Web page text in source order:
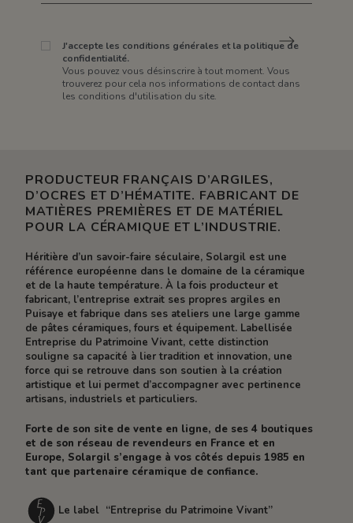
J'accepte les conditions générales et la politique de
confidentialité.
Vous pouvez vous désinscrire à tout moment. Vous
trouverez pour cela nos informations de contact dans
les conditions d'utilisation du site.
PRODUCTEUR FRANÇAIS D’ARGILES,
D’OCRES ET D’HÉMATITE. FABRICANT DE
MATIÈRES PREMIÈRES ET DE MATÉRIEL
POUR LA CÉRAMIQUE ET L’INDUSTRIE.
Héritière d’un savoir-faire séculaire, Solargil est une
référence européenne dans le domaine de la céramique
et de la haute température. À la fois producteur et
fabricant, l’entreprise extrait ses propres argiles en
Puisaye et fabrique dans ses ateliers une large gamme
de pâtes céramiques, fours et équipement. Labellisée
Entreprise du Patrimoine Vivant, cette distinction
souligne sa capacité à lier tradition et innovation, une
force qui se retrouve dans son soutien à la création
artistique et lui permet d’accompagner avec pertinence
artisans, industriels et particuliers.
Forte de son site de vente en ligne, de ses 4 boutiques
et de son réseau de revendeurs en France et en
Europe, Solargil s’engage à vos côtés depuis 1985 en
tant que partenaire céramique de confiance.
Le label “Entreprise du Patrimoine Vivant”